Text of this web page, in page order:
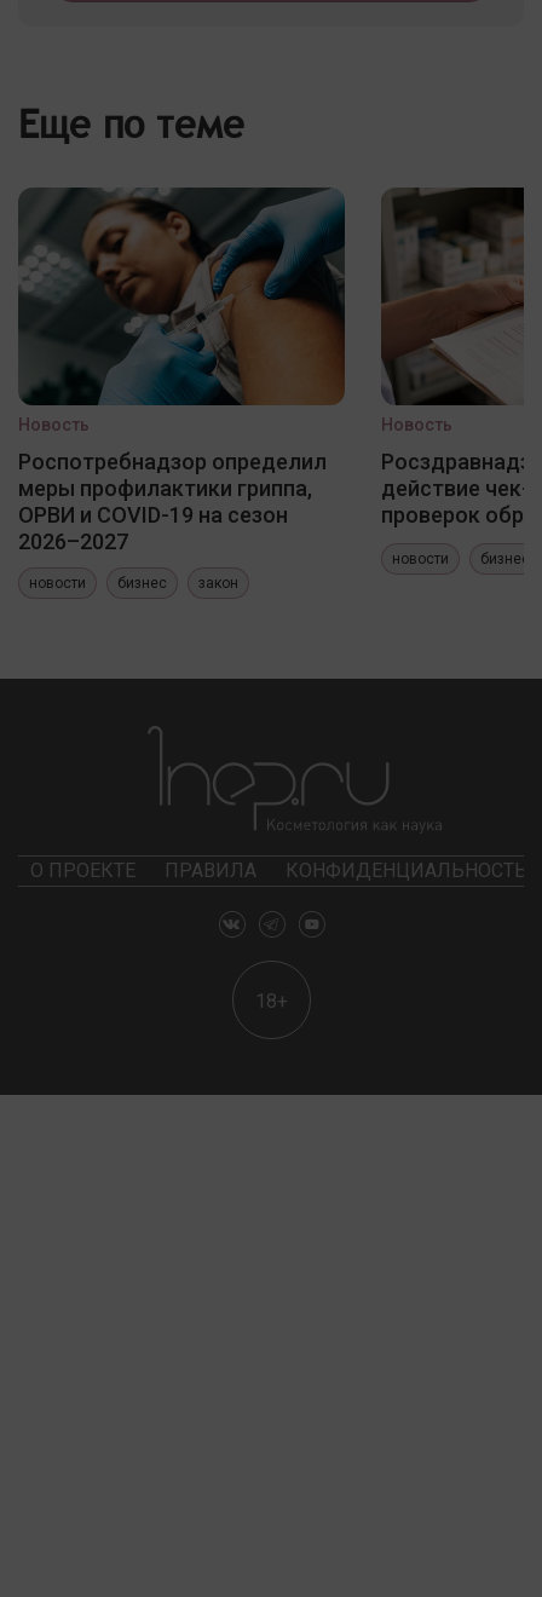
Еще по теме
Новость
Роспотребнадзор определил
меры профилактики гриппа,
ОРВИ и COVID-19 на сезон
2026–2027
новости бизнес закон
Новость
действие чек-
проверок
новости бизнес
О ПРОЕКТЕ ПРАВИЛА КОНФИДЕНЦИАЛЬНОСТЬ
18+